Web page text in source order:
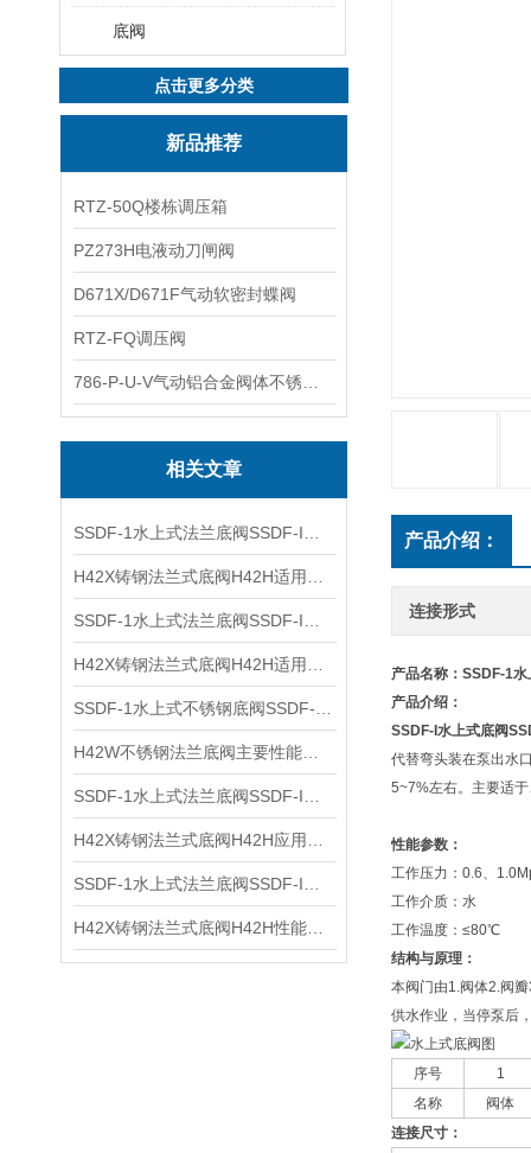
底阀
点击更多分类
新品推荐
RTZ-50Q楼栋调压箱
PZ273H电液动刀闸阀
D671X/D671F气动软密封蝶阀
RTZ-FQ调压阀
相关文章
产品介绍：
连接形式
产品名称：SSDF-1
产品介绍：
SSDF-I 水上式底阀
代替弯头装在泵出水
5~7%左右。主要适
性能参数：
工作压力：0.6、
工作介质：水
工作温度：≤80℃
结构与原理：
本阀门由1.阀体2.阀
供水作业，当停泵后
序号
1
名称
阀体
连接尺寸：